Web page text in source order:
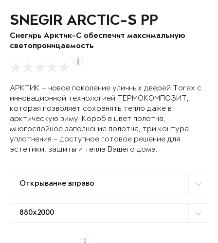
SNEGIR ARCTIC-S PP
Снегирь Арктик-С обеспечит максимальную
светопроницаемость
АРКТИК – новое поколение уличных дверей Torex с
инновационной технологией ТЕРМОКОМПОЗИТ,
которая позволяет сохранять тепло даже в
арктическую зиму. Короб в цвет полотна,
многослойное заполнение полотна, три контура
уплотнения – доступное готовое решение для
эстетики, защиты и тепла Вашего дома.